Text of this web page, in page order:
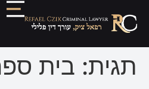
תגית: בית